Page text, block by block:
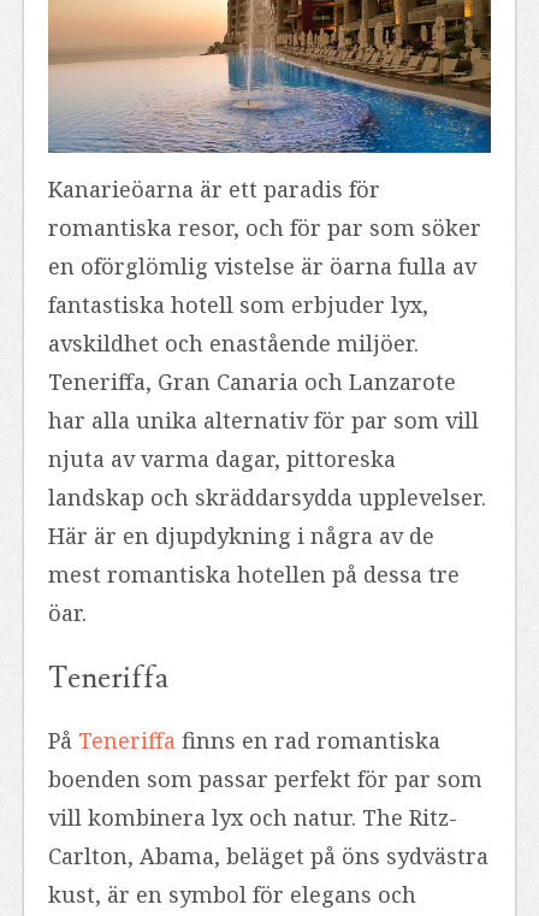
Kanarieöarna är ett paradis för
romantiska resor, och för par som söker
en oförglömlig vistelse är öarna fulla av
fantastiska hotell som erbjuder lyx,
avskildhet och enastående miljöer.
Teneriffa, Gran Canaria och Lanzarote
har alla unika alternativ för par som vill
njuta av varma dagar, pittoreska
landskap och skräddarsydda upplevelser.
Här är en djupdykning i några av de
mest romantiska hotellen på dessa tre
öar.
Teneriffa
På Teneriffa finns en rad romantiska
boenden som passar perfekt för par som
vill kombinera lyx och natur. The Ritz-
Carlton, Abama, beläget på öns sydvästra
kust, är en symbol för elegans och